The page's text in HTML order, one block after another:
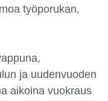
työporukan,
ja uudenvuoden
aikoina vuokraus